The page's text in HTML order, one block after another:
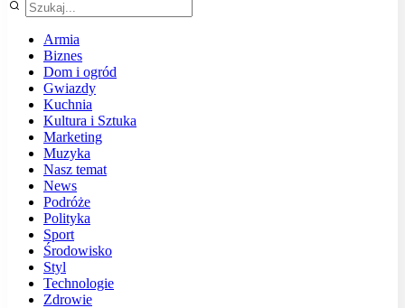
Armia
Biznes
Dom i ogród
Gwiazdy
Kuchnia
Kultura i Sztuka
Marketing
Muzyka
Nasz temat
News
Podróże
Polityka
Sport
Środowisko
Styl
Technologie
Zdrowie